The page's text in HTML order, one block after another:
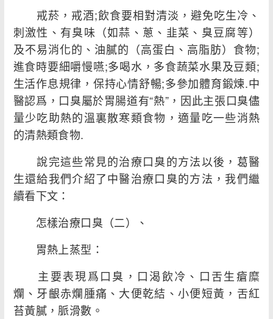
戒菸，戒酒;飲食要相對清淡，避免吃生冷、
刺激性、有臭味（如蒜、蔥、韭菜、臭豆腐等）
及不易消化的、油膩的（高蛋白、高脂肪）食物;
進食時要細嚼慢嚥;多喝水，多食蔬菜水果及豆類;
生活作息規律，保持心情舒暢;多參加體育鍛煉.中
醫認爲，口臭屬於胃腸道有“熱”，因此主張口臭儘
量少吃助熱的溫裏散寒類食物，適量吃一些消熱
的清熱類食物.
說完這些常見的治療口臭的方法以後，葛醫
生還給我們介紹了中醫治療口臭的方法，我們繼
續看下文：
怎樣治療口臭（二）、
胃熱上蒸型：
主要表現爲口臭，口渴飲冷、口舌生瘡糜
爛、牙齦赤爛腫痛、大便乾結、小便短黃，舌紅
苔黃膩，脈滑數。